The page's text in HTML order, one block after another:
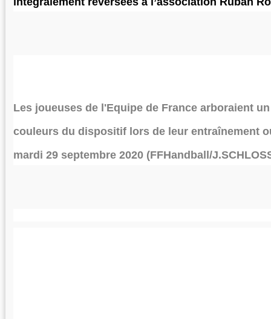
Les joueuses de l'Equipe de France arboraient
couleurs du dispositif lors de leur entraînement
mardi 29 septembre 2020 (FFHandball/